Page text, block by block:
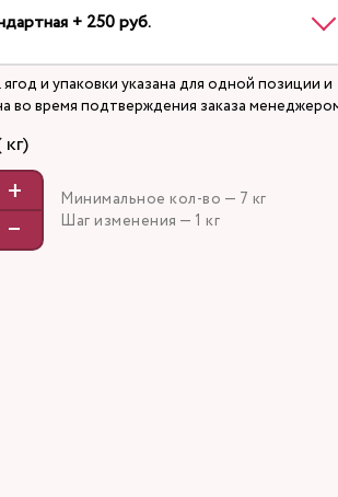
+ 250 руб.
и упаковки указана для одной позиции и
во время подтверждения заказа
+
–
Минимальное кол-во — 7 кг
Шаг изменения — 1 кг